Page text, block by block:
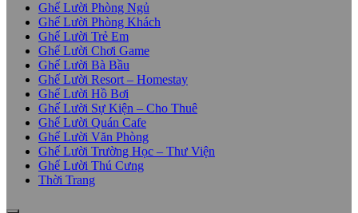
Ghế Lười Phòng Ngủ
Ghế Lười Phòng Khách
Ghế Lười Trẻ Em
Ghế Lười Chơi Game
Ghế Lười Bà Bầu
Ghế Lười Resort – Homestay
Ghế Lười Hồ Bơi
Ghế Lười Sự Kiện – Cho Thuê
Ghế Lười Quán Cafe
Ghế Lười Văn Phòng
Ghế Lười Trường Học – Thư Viện
Ghế Lười Thú Cưng
Thời Trang